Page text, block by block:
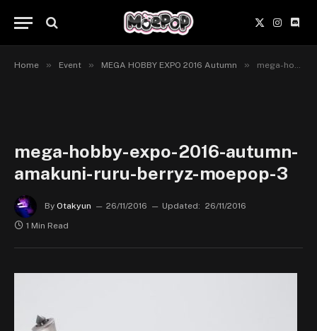
X
(Twitter)
Home » Event » MEGA HOBBY EXPO 2016 Autumn » mega-hobby-expo-2016-autumn-amakuni-ruru-berryz-moepop-3
mega-hobby-expo-2016-autumn-
amakuni-ruru-berryz-moepop-3
By Otakyun 26/11/2016 Updated: 26/11/2016
1 Min Read